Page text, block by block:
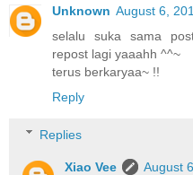
Unknown August 6,
selalu suka sama
repost lagi yaaahh ^^~
terus berkaryaa~ !!
Reply
Replies
Xiao Vee
August